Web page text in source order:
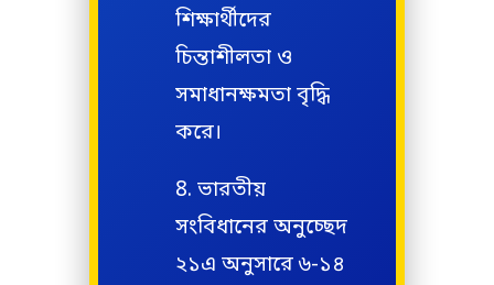
শিক্ষার্থীদের
চিন্তাশীলতা ও
সমাধানক্ষমতা বৃদ্ধি
করে।
ভারতীয়
সংবিধানের অনুচ্ছেদ
২১এ অনুসারে ৬-১৪